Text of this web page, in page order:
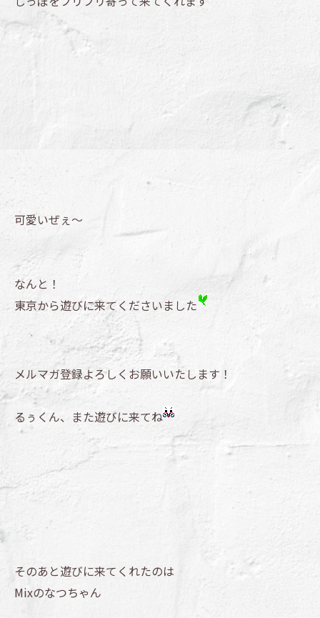
可愛いぜぇ～
なんと！
東京から遊びに来てくださいました
メルマガ登録よろしくお願いいたします！
るぅくん、また遊びに来てね
そのあと遊びに来てくれたのは
Mixのなつちゃん